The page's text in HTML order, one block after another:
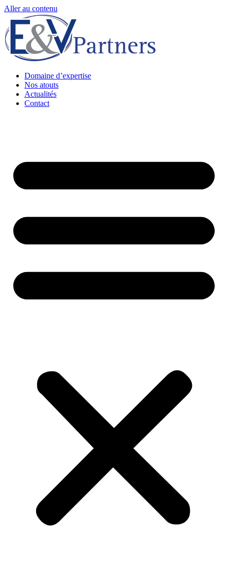
Aller au contenu
Domaine d’expertise
Nos atouts
Actualités
Contact